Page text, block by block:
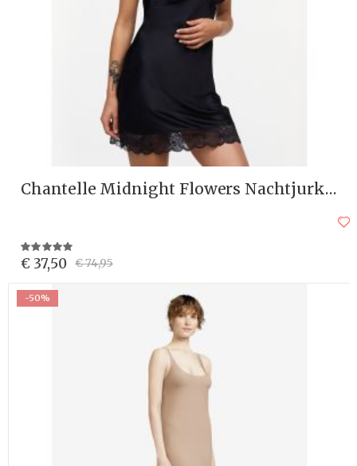
Chantelle Midnight Flowers Nachtjurkje C12ND0
Waardering:
100%
€ 37,50 € 74,95
-50%